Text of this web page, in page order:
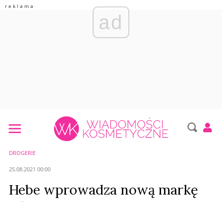
ad
DROGERIE
25.08.2021 00:00
Hebe wprowadza nową markę